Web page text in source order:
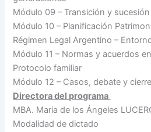
Módulo 09 – Transición y sucesión
Módulo 10 – Planificación
Régimen Legal Argentino –
Módulo 11 – Normas y acuerdos
Protocolo familiar
Módulo 12 – Casos, debate y cierre
Directora del programa
MBA. Maria de los Ángeles
Modalidad de dictado